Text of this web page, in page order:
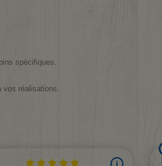
spécifiques.
vos réalisations.